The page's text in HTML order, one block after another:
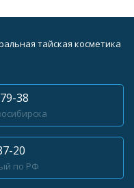
тайская косметика
38
20
по РФ